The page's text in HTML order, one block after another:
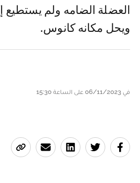
العضلة الضامه ولم يستطيع
ويحل مكانه كانوس.
في 06/11/2023 على الساعة 15:30